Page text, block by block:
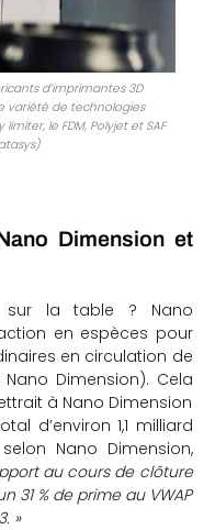
d’imprimantes 3D
variété de technologies
limiter, le FDM, Polyjet et SAF
Dimension et
sur la table ? Nano
en espèces pour
en circulation de
Dimension). Cela
à Nano Dimension
d’environ 1,1 milliard
Nano Dimension,
au cours de clôture
31 % de prime au VWAP
»